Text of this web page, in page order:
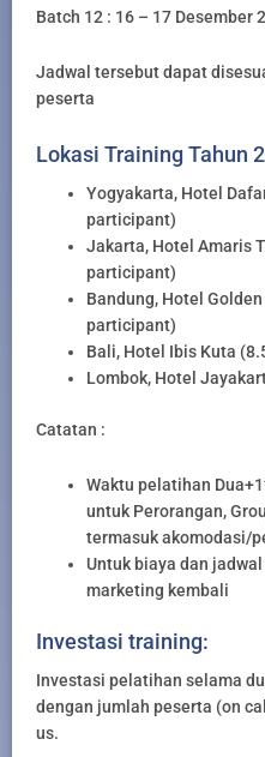
Batch 12 : 16 – 17 Desember
Jadwal tersebut dapat
peserta
Lokasi Training Tahun
Yogyakarta, Hotel
participant)
Jakarta, Hotel Amaris
participant)
Bandung, Hotel
participant)
Bali, Hotel Ibis Kuta
Lombok, Hotel
Catatan :
Waktu pelatihan
untuk Perorangan,
termasuk akomodasi/
Untuk biaya dan
marketing kembali
Investasi training:
Investasi pelatihan selama
dengan jumlah peserta (on
us.